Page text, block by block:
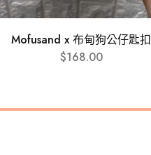
Mofusand x 布甸狗公仔匙扣
$168.00